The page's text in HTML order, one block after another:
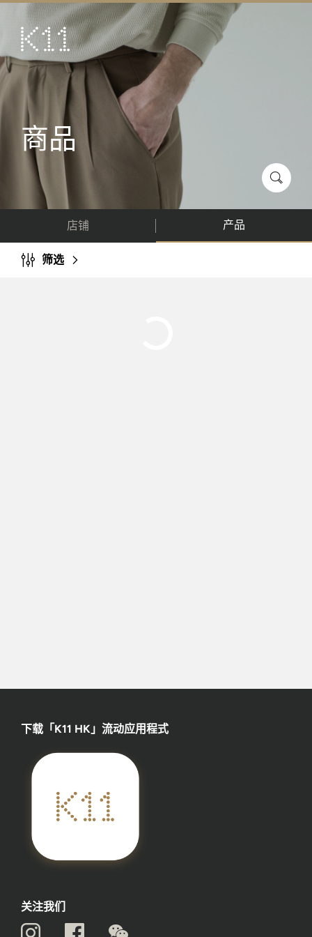
艺术及文化
店铺
美馔
活动
优惠及推广
关于
商品
店铺 产品
筛选
下载「K11 HK」流动应用程式
关注我们